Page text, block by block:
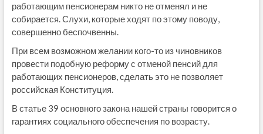
работающим пенсионерам никто не отменял и не
собирается. Слухи, которые ходят по этому поводу,
совершенно беспочвенны.
При всем возможном желании кого-то из чиновников
провести подобную реформу с отменой пенсий для
работающих пенсионеров, сделать это не позволяет
российская Конституция.
В статье 39 основного закона нашей страны говорится о
гарантиях социального обеспечения по возрасту.